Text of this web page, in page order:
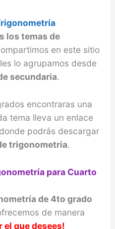
los temas de
en este sitio
lo agrupamos desde
secundaria.
encontraras una
tema lleva un enlace
podrás descargar
trigonometria.
para Cuarto
de 4to grado
de manera
el que desees!